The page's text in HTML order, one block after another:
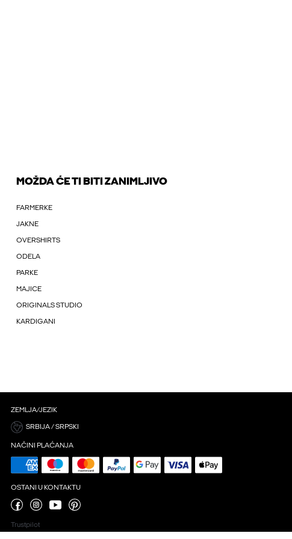
MOŽDA ĆE TI BITI ZANIMLJIVO
FARMERKE
JAKNE
OVERSHIRTS
ODELA
PARKE
MAJICE
ORIGINALS STUDIO
KARDIGANI
ZEMLJA/JEZIK
SRBIJA / SRPSKI
NAČINI PLAĆANJA
OSTANI U KONTAKTU
Trustpilot